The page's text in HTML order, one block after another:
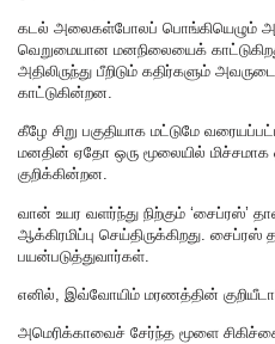
கடல் அலைகள்போலப் பொங்கியெழும்
வெறுமையான மனநிலையைக்
அதிலிருந்து பீறிடும் கதிர்களும்
காட்டுகின்றன.
கீழே சிறு பகுதியாக‌ மட்டுமே
மனதின் ஏதோ ஒரு மூலையில் மிச்சமாக
குறிக்கின்றன.
வான் உயர வளர்ந்து நிற்கும் ‘சைப்ரஸ்’
ஆக்கிரமிப்பு செய்திருக்கிறது‌.
பயன்படுத்துவார்கள்.
எனில், இவ்வோயிம் மரணத்தின்
அமெரிக்காவைச் சேர்ந்த மூளை